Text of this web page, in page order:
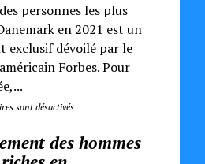
personnes les plus
en 2021 est un
exclusif dévoilé par le
Forbes. Pour
sont désactivés
des hommes